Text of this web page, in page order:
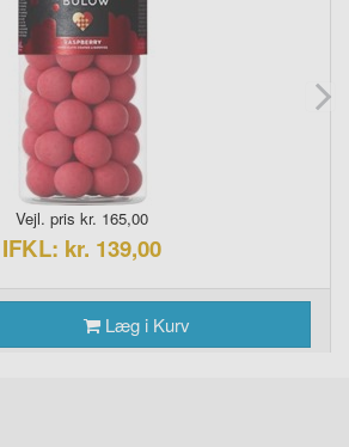
Vejl. pris kr. 165,00
IFKL: kr. 139,00
Læg i Kurv